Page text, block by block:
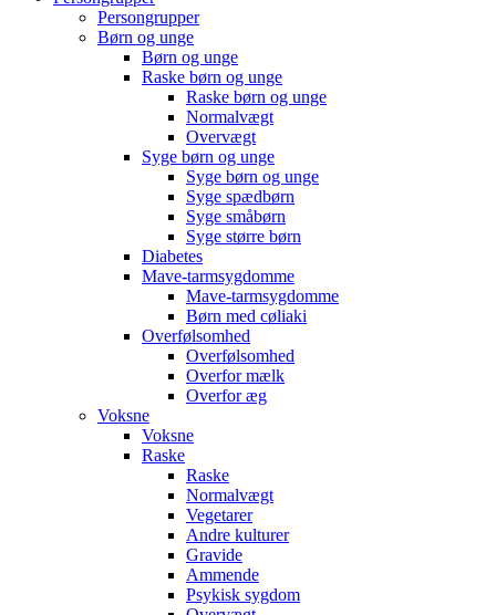
Persongrupper
Børn og unge
Børn og unge
Raske børn og unge
Raske børn og unge
Normalvægt
Overvægt
Syge børn og unge
Syge børn og unge
Syge spædbørn
Syge småbørn
Syge større børn
Diabetes
Mave-tarmsygdomme
Mave-tarmsygdomme
Børn med cøliaki
Overfølsomhed
Overfølsomhed
Overfor mælk
Overfor æg
Voksne
Voksne
Raske
Raske
Normalvægt
Vegetarer
Andre kulturer
Gravide
Ammende
Psykisk sygdom